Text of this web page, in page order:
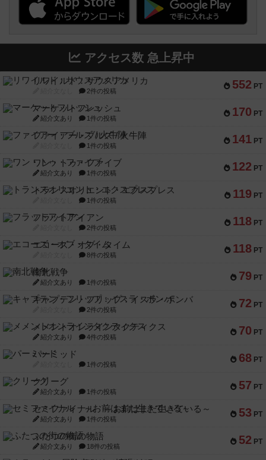
アクセス数 急上昇中
552 PT
リワイルド：サウスアメリカ
2件の投稿
170 PT
マーケットフレッシュ
紹介文あり 1件の投稿
141 PT
ファイアー・ブルズ / 火牛陣
1件の投稿
122 PT
ワン・トゥ・ファイブ
紹介文あり 1件の投稿
119 PT
トランスオリエント・エクスプレス
1件の投稿
118 PT
フラットアイアン
2件の投稿
118 PT
エコーズ・オブ・タイム
8件の投稿
79 PT
南北戦争
紹介文あり 1件の投稿
72 PT
キャプテン・フリップ：イスラ・ボンバ
2件の投稿
70 PT
メメントオンラインタクティクス
紹介文あり 4件の投稿
68 PT
パーミッド
1件の投稿
57 PT
クリーグ
紹介文あり 1件の投稿
53 PT
セミファイナル ～お前はまだ生きている～
紹介文あり 1件の投稿
52 PT
ふたつの街の物語
紹介文あり 18件の投稿